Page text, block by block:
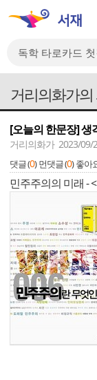
거리의화가의
[오늘의 한문장] 생
거리의화가 2023/09/
댓글 (0) 먼댓글 (0) 좋아
민주주의의 미래 -